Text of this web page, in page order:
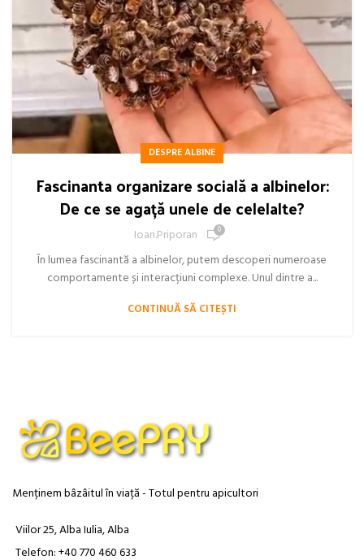
DESPRE ALBINE
Fascinanta organizare socială a albinelor:
De ce se agață unele de celelalte?
Ioan.priporan 0
În lumea fascinantă a albinelor, putem descoperi numeroase
comportamente și interacțiuni complexe. Unul dintre a...
CONTINUĂ SĂ CITEȘTI
Menținem bâzâitul în viață - Totul pentru apicultori
Viilor 25, Alba Iulia, Alba
Telefon: +40 770 460 633